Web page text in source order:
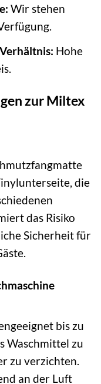
Wir stehen
Hohe
zur Miltex
die
das Risiko
Sicherheit für
bis zu
Waschmittel zu
zu verzichten.
an der Luft